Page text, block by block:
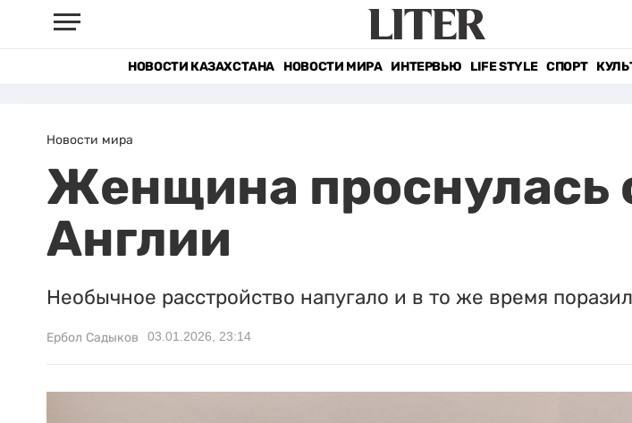
НОВОСТИ КАЗАХСТАНА НОВОСТИ МИРА ИНТЕРВЬЮ LIFE STYLE СПОРТ
Новости мира
Женщина проснулась
Англии
Необычное расстройство напугало и в то же время
Ербол Садыков 03.01.2026, 23:14